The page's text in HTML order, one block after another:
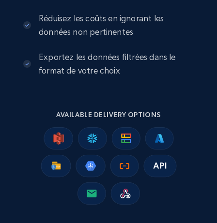
eCommerce
2.5K+ 359+ Buy Now
Rating, Reviews count, Images, Variations, and
eCommerce
199+
Réduisez les coûts en ignorant les
données non pertinentes
Exportez les données filtrées dans le
format de votre choix
AVAILABLE DELIVERY OPTIONS